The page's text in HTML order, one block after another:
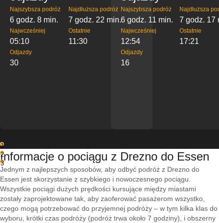
Najszybsza podróż
6 godz. 8 min.
Najdłuższa podróż
7 godz. 22 min.
Najwcześniej
05:10
Ostatnie
11:30
Odjazdy
30
Najszybsza podróż
6 godz. 11 min.
Najdłuższa
7 godz. 17
Najwcześniej
12:54
Ostatnie
17:21
Odjazdy
16
1
2
3
Informacje o pociągu z Drezno do Essen
Jednym z najlepszych sposobów, aby odbyć podróż z Drezno do
Essen jest skorzystanie z szybkiego i nowoczesnego pociągu.
Wszystkie pociągi dużych prędkości kursujące między miastami
zostały zaprojektowane tak, aby zaoferować pasażerom wszystko,
czego mogą potrzebować do przyjemnej podróży – w tym kilka klas do
wyboru, krótki czas podróży (podróż trwa około 7 godziny), i obszerny